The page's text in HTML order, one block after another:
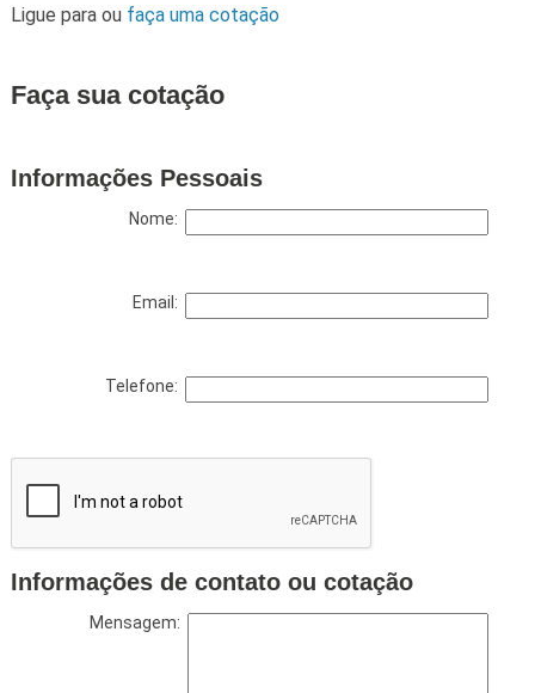
Ligue para ou faça uma cotação
Faça sua cotação
Informações Pessoais
Nome:
Email:
Telefone:
Informações de contato ou cotação
Mensagem: